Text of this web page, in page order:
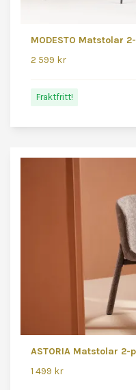
MODESTO Matstolar
2 599 kr
Fraktfritt!
ASTORIA Matstolar
1 499 kr